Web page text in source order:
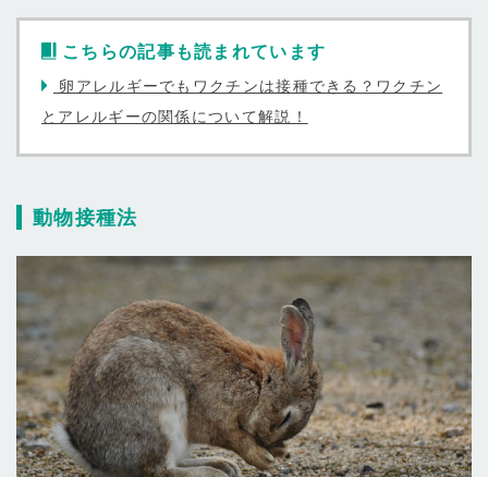
こちらの記事も読まれています
卵アレルギーでもワクチンは接種できる？ワクチン
とアレルギーの関係について解説！
動物接種法